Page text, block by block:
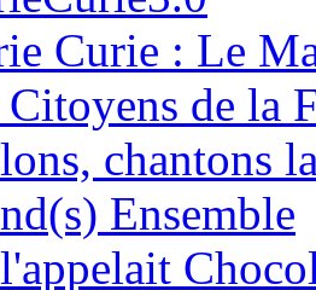
Curie : Le
Citoyens de la
chantons
Ensemble